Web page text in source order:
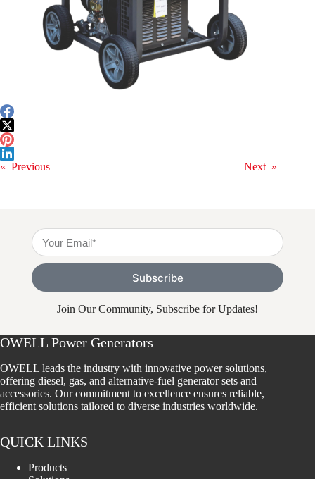
« Previous Next »
Subscribe
Join Our Community, Subscribe for Updates!
OWELL Power Generators
OWELL leads the industry with innovative power solutions,
offering diesel, gas, and alternative-fuel generator sets and
accessories. Our commitment to excellence ensures reliable,
efficient solutions tailored to diverse industries worldwide.
QUICK LINKS
Products